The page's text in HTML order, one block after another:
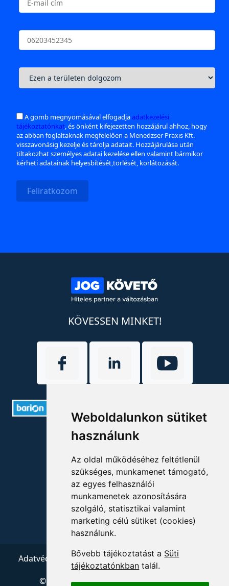
Weboldalunkon sütiket
használunk
Az oldal működéséhez feltétlenül
szükséges, munkamenet támogató,
az egyes felhasználói
munkamenetek azonosítására
szolgáló, statisztikai valamint
marketing célú sütiket (cookies)
használunk.
Bővebb tájékoztatást a Süti
tájékoztatónkban talál.
A gomb megnyomásával elfogadjaadatkezelési
tájékoztatónkat, és önként kifejezetten hozzájárul ahhoz, hogy
az abban foglaltaknak megfelelően a Menedzser Praxis Kft.
visszavonásig kezelje és tárolja adatait. Hozzájárulása után
tiltakozhat személyes adatai kezelése ellen valamint bármikor
kérheti adatainak helyesbítését,törlését, korlátozását.
Feliratkozom
KÖVESSEN MINKET!
ELÉRHETŐSÉGEK
+36 1 880 7600
info@mprx.hu
Adatvédelem ÁSZF Impresszum
Kapcsolat
© 2026 Copyright:Menedzserpraxis.hu